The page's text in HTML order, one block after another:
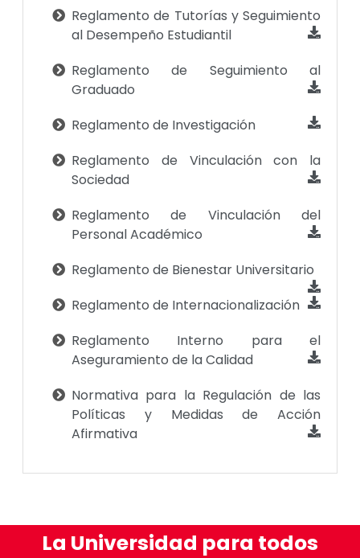
Reglamento de Tutorías y Seguimiento
al Desempeño Estudiantil
Reglamento de Seguimiento al
Graduado
Reglamento de Investigación
Reglamento de Vinculación con la
Sociedad
Reglamento de Vinculación del
Personal Académico
Reglamento de Bienestar Universitario
Reglamento de Internacionalización
Reglamento Interno para el
Aseguramiento de la Calidad
Normativa para la Regulación de las
Políticas y Medidas de Acción
Afirmativa
La Universidad para todos